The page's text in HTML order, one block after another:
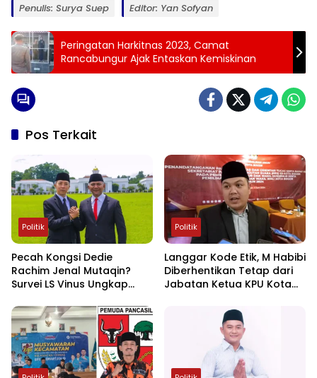
Penulis: Surya Suep Editor: Yan Sofyan
Peringatan Harkitnas 2023, Camat
Rancabungur Ajak Entaskan Kemiskinan
Pos Terkait
Politik
Pecah Kongsi Dedie
Rachim Jenal Mutaqin?
Survei LS Vinus Ungkap
Bogor
Politik
Langgar Kode Etik, M Habibi
Diberhentikan Tetap dari
Jabatan Ketua KPU Kota